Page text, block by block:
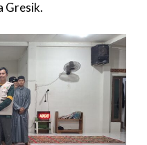
Gresik.